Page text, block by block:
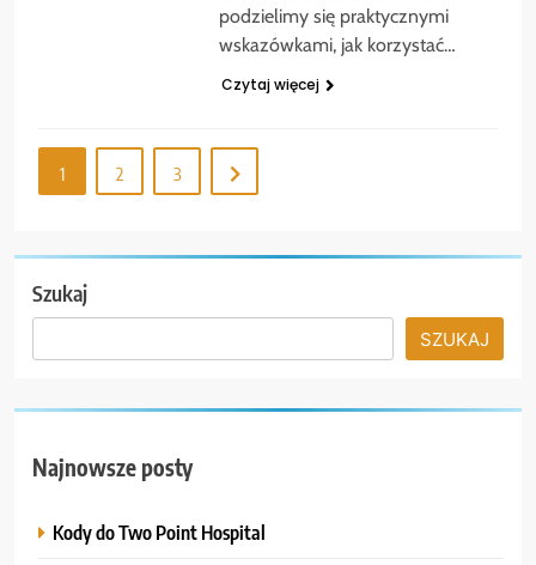
podzielimy się praktycznymi
wskazówkami, jak korzystać…
Czytaj więcej
1 2 3
Szukaj
SZUKAJ
Najnowsze posty
Kody do Two Point Hospital